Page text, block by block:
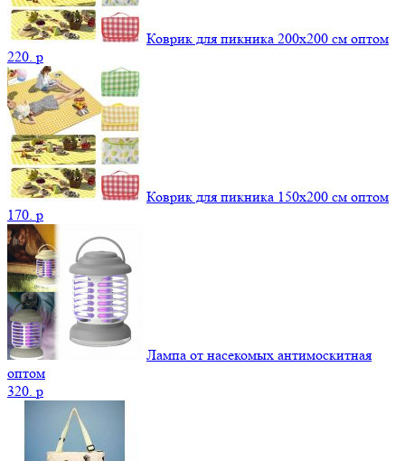
Коврик для пикника 200х200 см оптом
220. p
Коврик для пикника 150х200 см оптом
170. p
Лампа от насекомых антимоскитная
оптом
320. p